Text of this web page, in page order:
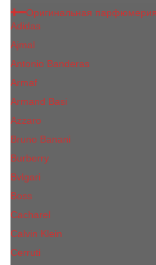
Оригинальная парфюмерия
Adidas
Ajmal
Antonio Banderas
Armaf
Armand Basi
Azzaro
Bruno Banani
Burberry
Bvlgari
Boss
Cacharel
Calvin Klein
Cerruti